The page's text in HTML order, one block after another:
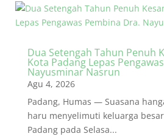
Dua Setengah Tahun Penuh
Kota Padang Lepas
Nayusminar Nasrun
Agu 4, 2026
Padang, Humas — Suasana
haru menyelimuti keluarga
Padang pada Selasa...